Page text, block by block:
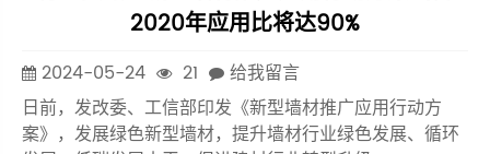
2020年应用比将达90%
2024-05-24 21
给我留言
日前，发改委、工信部印发《新型墙材推广应用行动方
案》，发展绿色新型墙材，提升墙材行业绿色发展、循环